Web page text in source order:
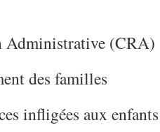
Administrative (CRA)
des familles
infligées aux